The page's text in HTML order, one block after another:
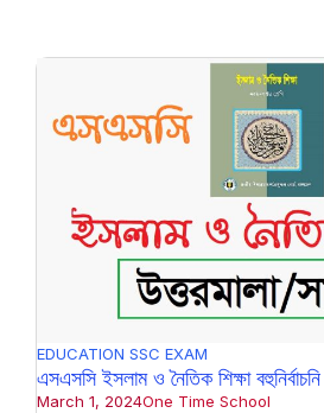
EDUCATION SSC EXAM
এসএসসি ইসলাম ও নৈতিক শিক্ষা
March 1, 2024One Time School